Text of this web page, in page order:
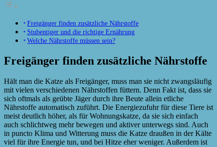
Freigänger finden zusätzliche Nährstoffe
Stubentiger und die richtige Ernährung
Welche Nährstoffe müssen sein?
Freigänger finden zusätzliche Nährstoffe
Hält man die Katze als Freigänger, muss man sie nicht zwangsläufig
mit vielen verschiedenen Nährstoffen füttern. Denn Fakt ist, dass sie
sich oftmals als geübte Jäger durch ihre Beute allein etliche
Nährstoffe automatisch zuführt. Die Energiezufuhr für diese Tiere ist
meist deutlich höher, als für Wohnungskatze, da sie sich einfach
auch schlichtweg mehr bewegen und aktiver unterwegs sind. Auch
in puncto Klima und Witterung muss die Katze draußen in der Kälte
viel für ihre Energie tun, und bei Hitze eher weniger. Außerdem ist